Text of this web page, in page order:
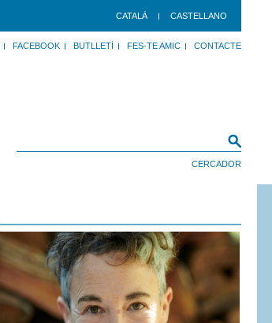
CATALÀ CASTELLANO
FACEBOOK BUTLLETÍ FES-TE AMIC CONTACTE